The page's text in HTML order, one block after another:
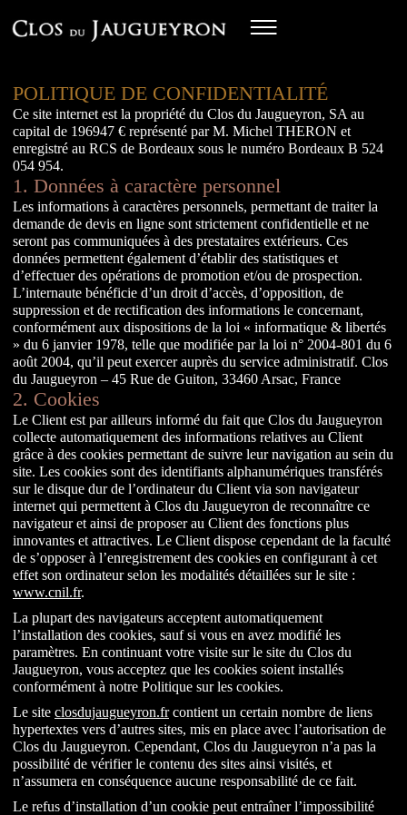
POLITIQUE DE CONFIDENTIALITÉ
Ce site internet est la propriété du Clos du Jaugueyron, SA au
capital de 196947 € représenté par M. Michel THERON et
enregistré au RCS de Bordeaux sous le numéro Bordeaux B 524
054 954.
1. Données à caractère personnel
Les informations à caractères personnels, permettant de traiter la
demande de devis en ligne sont strictement confidentielle et ne
seront pas communiquées à des prestataires extérieurs. Ces
données permettent également d’établir des statistiques et
d’effectuer des opérations de promotion et/ou de prospection.
L’internaute bénéficie d’un droit d’accès, d’opposition, de
suppression et de rectification des informations le concernant,
conformément aux dispositions de la loi « informatique & libertés
» du 6 janvier 1978, telle que modifiée par la loi n° 2004-801 du 6
août 2004, qu’il peut exercer auprès du service administratif. Clos
du Jaugueyron – 45 Rue de Guiton, 33460 Arsac, France
2. Cookies
Le Client est par ailleurs informé du fait que Clos du Jaugueyron
collecte automatiquement des informations relatives au Client
grâce à des cookies permettant de suivre leur navigation au sein du
site. Les cookies sont des identifiants alphanumériques transférés
sur le disque dur de l’ordinateur du Client via son navigateur
internet qui permettent à Clos du Jaugueyron de reconnaître ce
navigateur et ainsi de proposer au Client des fonctions plus
innovantes et attractives. Le Client dispose cependant de la faculté
de s’opposer à l’enregistrement des cookies en configurant à cet
effet son ordinateur selon les modalités détaillées sur le site :
www.cnil.fr.
La plupart des navigateurs acceptent automatiquement
l’installation des cookies, sauf si vous en avez modifié les
paramètres. En continuant votre visite sur le site du Clos du
Jaugueyron, vous acceptez que les cookies soient installés
conformément à notre Politique sur les cookies.
Le site closdujaugueyron.frcontient un certain nombre de liens
hypertextes vers d’autres sites, mis en place avec l’autorisation de
Clos du Jaugueyron. Cependant, Clos du Jaugueyron n’a pas la
possibilité de vérifier le contenu des sites ainsi visités, et
n’assumera en conséquence aucune responsabilité de ce fait.
Le refus d’installation d’un cookie peut entraîner l’impossibilité